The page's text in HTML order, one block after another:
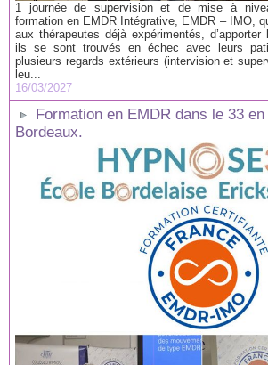
1 journée de supervision et de mise à
formation en EMDR Intégrative, EMDR – IMO,
aux thérapeutes déjà expérimentés,
ils se sont trouvés en échec avec leurs
plusieurs regards extérieurs (intervision et
leu...
16/03/2027
Formation en EMDR dans le 33
Bordeaux.